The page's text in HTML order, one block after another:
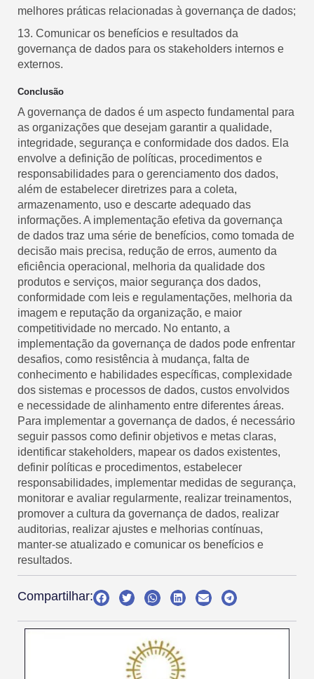
melhores práticas relacionadas à governança de dados;
13. Comunicar os benefícios e resultados da
governança de dados para os stakeholders internos e
externos.
Conclusão
A governança de dados é um aspecto fundamental para
as organizações que desejam garantir a qualidade,
integridade, segurança e conformidade dos dados. Ela
envolve a definição de políticas, procedimentos e
responsabilidades para o gerenciamento dos dados,
além de estabelecer diretrizes para a coleta,
armazenamento, uso e descarte adequado das
informações. A implementação efetiva da governança
de dados traz uma série de benefícios, como tomada de
decisão mais precisa, redução de erros, aumento da
eficiência operacional, melhoria da qualidade dos
produtos e serviços, maior segurança dos dados,
conformidade com leis e regulamentações, melhoria da
imagem e reputação da organização, e maior
competitividade no mercado. No entanto, a
implementação da governança de dados pode enfrentar
desafios, como resistência à mudança, falta de
conhecimento e habilidades específicas, complexidade
dos sistemas e processos de dados, custos envolvidos
e necessidade de alinhamento entre diferentes áreas.
Para implementar a governança de dados, é necessário
seguir passos como definir objetivos e metas claras,
identificar stakeholders, mapear os dados existentes,
definir políticas e procedimentos, estabelecer
responsabilidades, implementar medidas de segurança,
monitorar e avaliar regularmente, realizar treinamentos,
promover a cultura da governança de dados, realizar
auditorias, realizar ajustes e melhorias contínuas,
manter-se atualizado e comunicar os benefícios e
resultados.
Compartilhar: